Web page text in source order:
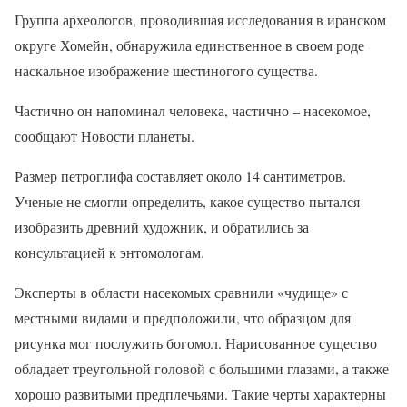
Группа археологов, проводившая исследования в иранском
округе Хомейн, обнаружила единственное в своем роде
наскальное изображение шестиногого существа.
Частично он напоминал человека, частично – насекомое,
сообщают Новости планеты.
Размер петроглифа составляет около 14 сантиметров.
Ученые не смогли определить, какое существо пытался
изобразить древний художник, и обратились за
консультацией к энтомологам.
Эксперты в области насекомых сравнили «чудище» с
местными видами и предположили, что образцом для
рисунка мог послужить богомол. Нарисованное существо
обладает треугольной головой с большими глазами, а также
хорошо развитыми предплечьями. Такие черты характерны